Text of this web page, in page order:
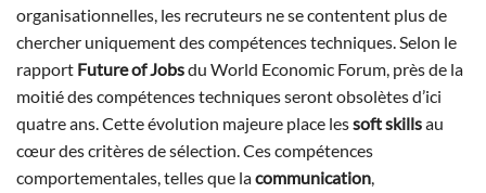
organisationnelles, les recruteurs ne se contentent plus de
chercher uniquement des compétences techniques. Selon le
rapport Future of Jobsdu World Economic Forum, près de la
moitié des compétences techniques seront obsolètes d’ici
quatre ans. Cette évolution majeure place lessoft skillsau
cœur des critères de sélection. Ces compétences
comportementales, telles que lacommunication,